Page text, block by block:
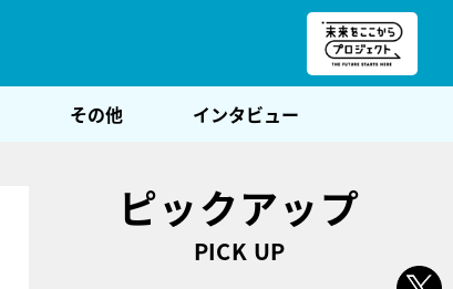
その他 インタビュー
ピックアップ
PICK UP